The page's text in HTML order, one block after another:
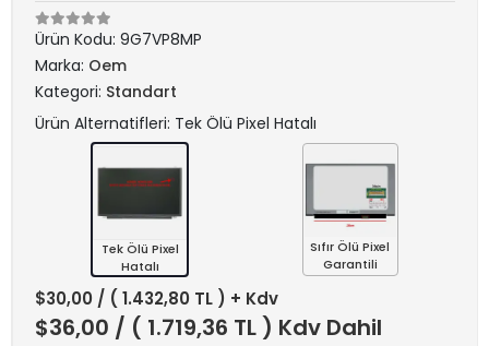
Ürün Kodu: 9G7VP8MP
Marka: Oem
Kategori: Standart
Ürün Alternatifleri: Tek Ölü Pixel Hatalı
Tek Ölü Pixel
Hatalı
Sıfır Ölü Pixel
Garantili
$30,00 / ( 1.432,80 TL ) + Kdv
$36,00 / ( 1.719,36 TL ) Kdv Dahil